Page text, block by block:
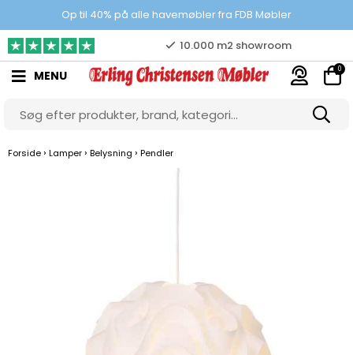
Op til 40% på alle havemøbler fra FDB Møbler
Prisgaranti
10.000 m2 showroom
Gratis & gode parkeringsforhold
MENU 0
Forside › Lamper › Belysning › Pendler